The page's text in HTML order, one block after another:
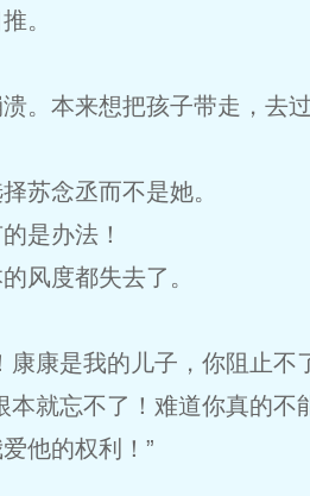
。
。本来想把孩子带走，去
苏念丞而不是她。
是办法！
风度都失去了。
康是我的儿子，你阻止不
就忘不了！难道你真的不
他的权利！”